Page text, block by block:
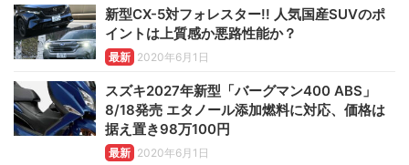
新型CX-5対フォレスター!! 人気国産SUVのポ
イントは上質感か悪路性能か？
最新 2020年6月1日
スズキ2027年新型「バーグマン400 ABS」
8/18発売 エタノール添加燃料に対応、価格は
据え置き98万100円
最新 2020年6月1日